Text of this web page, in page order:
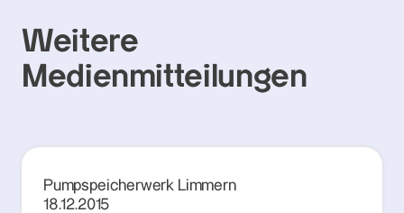
Weitere
Medienmitteilungen
Pumpspeicherwerk Limmern
18.12.2015